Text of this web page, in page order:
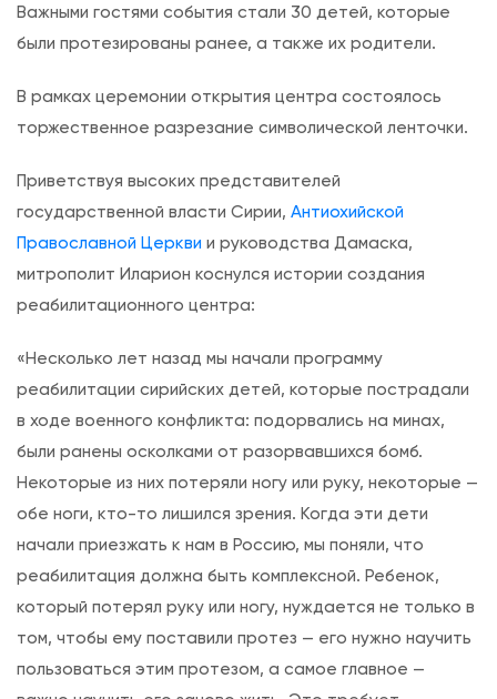
о
й
б
и
л
и
т
ц
и
и
и
п
р
о
т
е
з
и
Важными гостями события стали 30 детей, которые
были протезированы ранее, а также их родители.
В рамках церемонии открытия центра состоялось
торжественное разрезание символической ленточки.
Приветствуя высоких представителей
государственной власти Сирии, Антиохийской
Православной Церкви и руководства Дамаска,
митрополит Иларион коснулся истории создания
реабилитационного центра:
«Несколько лет назад мы начали программу
реабилитации сирийских детей, которые пострадали
в ходе военного конфликта: подорвались на минах,
были ранены осколками от разорвавшихся бомб.
Некоторые из них потеряли ногу или руку, некоторые —
обе ноги, кто-то лишился зрения. Когда эти дети
начали приезжать к нам в Россию, мы поняли, что
реабилитация должна быть комплексной. Ребенок,
который потерял руку или ногу, нуждается не только в
том, чтобы ему поставили протез — его нужно научить
пользоваться этим протезом, а самое главное —